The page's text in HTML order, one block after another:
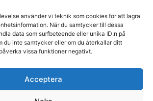
använder vi teknik som cookies för att lagra
När du samtycker till dessa
data som surfbeteende eller unika ID:n på
du inte samtycker eller om du återkallar ditt
vissa funktioner negativt.
Acceptera